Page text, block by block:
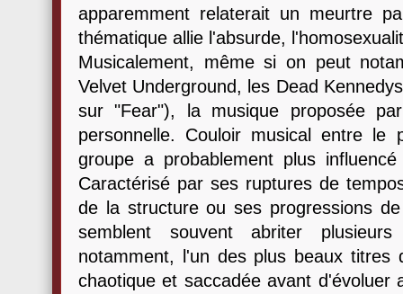
apparemment relaterait un meurtre
thématique allie l'absurde,
Musicalement, même si on peut
Velvet Underground, les Dead
sur "Fear"), la musique proposée
personnelle. Couloir musical entre
groupe a probablement plus
Caractérisé par ses ruptures de
de la structure ou ses progressions
semblent souvent abriter
notamment, l'un des plus beaux titres
chaotique et saccadée avant d'évoluer